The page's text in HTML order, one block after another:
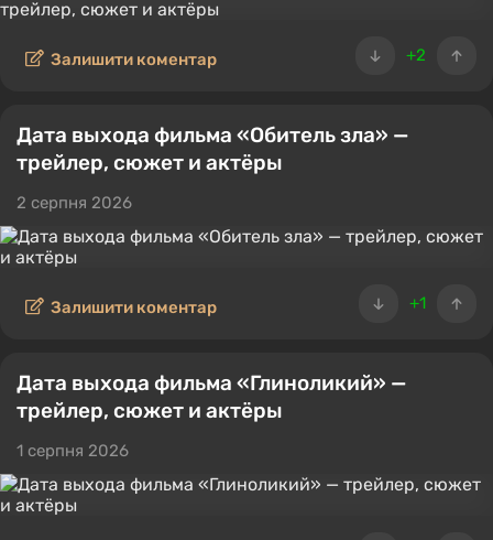
+2
Залишити коментар
Дата выхода фильма «Обитель зла» —
трейлер, сюжет и актёры
2 серпня 2026
+1
Залишити коментар
Дата выхода фильма «Глиноликий» —
трейлер, сюжет и актёры
1 серпня 2026